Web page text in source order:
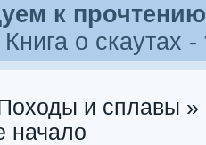
к прочтению
Книга о скаутах -
и сплавы »
начало